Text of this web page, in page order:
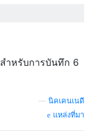
ำหรับการบันทึก 6
นิคเคนเนดี
แหล่งที่มา